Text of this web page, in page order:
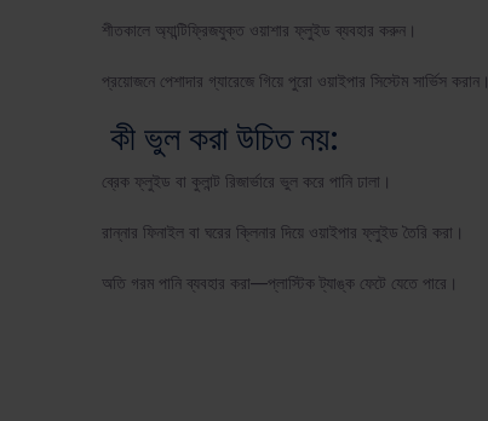
শীতকালে অ্যান্টিফ্রিজযুক্ত ওয়াশার ফ্লুইড ব্যবহার করুন।
প্রয়োজনে পেশাদার গ্যারেজে গিয়ে পুরো ওয়াইপার সিস্টেম সার্ভিস করান।
কী ভুল করা উচিত নয়:
ব্রেক ফ্লুইড বা কুলান্ট রিজার্ভারে ভুল করে পানি ঢালা।
রান্নার ফিনাইল বা ঘরের ক্লিনার দিয়ে ওয়াইপার ফ্লুইড তৈরি করা।
অতি গরম পানি ব্যবহার করা—প্লাস্টিক ট্যাঙ্ক ফেটে যেতে পারে।